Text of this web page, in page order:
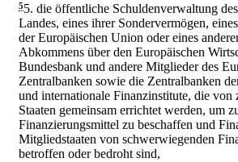
55. die öffentliche Schuldenverwaltung
Landes, eines ihrer Sondervermögen,
der Europäischen Union oder eines
Abkommens über den Europäischen
Bundesbank und andere Mitglieder des
Zentralbanken sowie die Zentralbanken
und internationale Finanzinstitute, die von
Staaten gemeinsam errichtet werden, um
Finanzierungsmittel zu beschaffen und
Mitgliedstaaten von schwerwiegenden
betroffen oder bedroht sind,